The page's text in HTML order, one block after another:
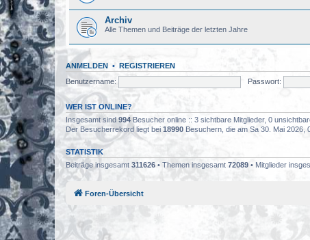
Archiv
Alle Themen und Beiträge der letzten Jahre
ANMELDEN • REGISTRIEREN
Benutzername:
Passwort:
WER IST ONLINE?
Insgesamt sind994Besucher online :: 3 sichtbare Mitglieder, 0
Der Besucherrekord liegt bei 18990 Besuchern, die am Sa 30. Mai 2026,
STATISTIK
Beiträge insgesamt 311626 • Themen insgesamt 72089 • Mitglieder
Foren-Übersicht